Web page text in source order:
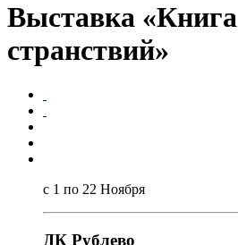
Выставка «Книга
странствий»
с 1 по 22 Ноября
ДК Рублево